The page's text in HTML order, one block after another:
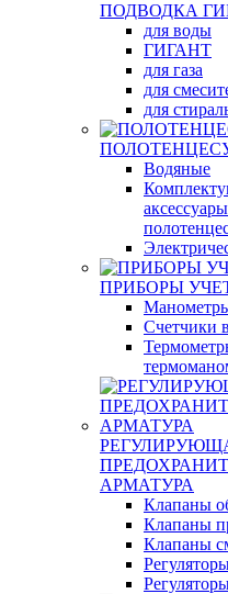
ПОДВОДКА
для воды
ГИГАНТ
для газа
для
для
Водяные
ПРИБОРЫ
Счетчики
АРМАТУРА
Клапаны
Клапаны
Клапаны